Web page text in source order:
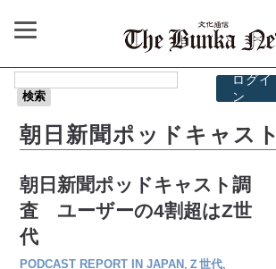
ログイ
ン
朝日新聞ポッドキャスト
朝日新聞ポッドキャスト調
査 ユーザーの4割超はZ世
代
PODCAST REPORT IN JAPAN Ｚ世代